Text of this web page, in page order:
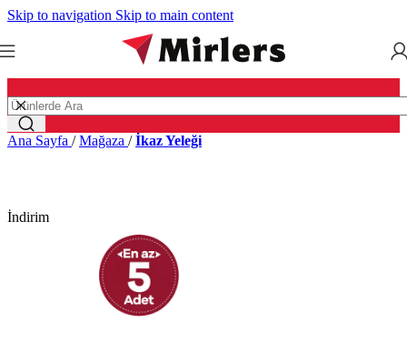
Skip to navigation Skip to main content
Ana Sayfa / Mağaza / İkaz Yeleği
İndirim